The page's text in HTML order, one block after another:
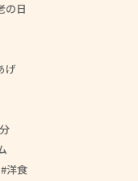
の日
げ
洋食